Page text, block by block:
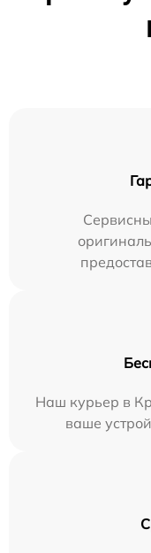
Наш курьер в
ваше